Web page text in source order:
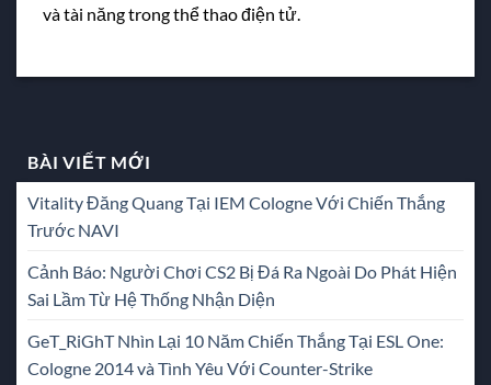
và tài năng trong thể thao điện tử.
BÀI VIẾT MỚI
Vitality Đăng Quang Tại IEM Cologne Với Chiến Thắng
Trước NAVI
Cảnh Báo: Người Chơi CS2 Bị Đá Ra Ngoài Do Phát Hiện
Sai Lầm Từ Hệ Thống Nhận Diện
GeT_RiGhT Nhìn Lại 10 Năm Chiến Thắng Tại ESL One:
Cologne 2014 và Tình Yêu Với Counter-Strike